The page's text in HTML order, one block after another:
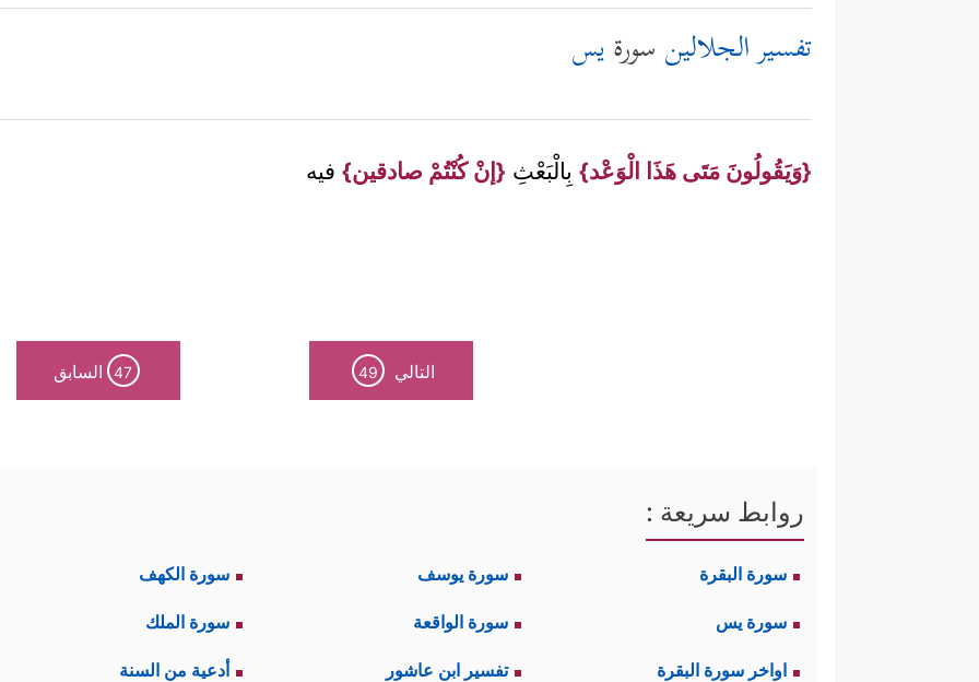
تفسير الجلالين سورةيس
{وَيَقُولُونَ مَتَى هَذَا الْوَعْد} بِالْبَعْثِ {إنْ كُنْتُمْ صادقين} فيه
التالي 49
47 السابق
روابط سريعة :
سورة البقرة سورة يوسف سورة الكهف
سورة يس سورة الواقعة سورة الملك
اواخر سورة البقرة تفسير ابن عاشور أدعية من السنة